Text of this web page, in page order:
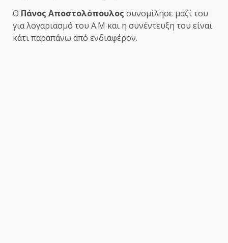
Ο Πάνος Αποστολόπουλος συνομίλησε μαζί του
για λογαριασμό του Α.Μ και η συνέντευξη του είναι
κάτι παραπάνω από ενδιαφέρον.